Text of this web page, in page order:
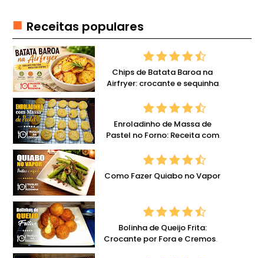
E
I
A
S
H
A
M
B
Ú
R
G
U
E
R
I
Receitas populares
Chips de Batata Baroa na
Airfryer: crocante e sequinha
Enroladinho de Massa de
Pastel no Forno: Receita com
Como Fazer Quiabo no Vapor
Bolinha de Queijo Frita:
Crocante por Fora e Cremosa